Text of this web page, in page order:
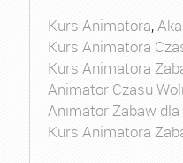
Kurs Animatora,
Kurs Animatora
Kurs Animatora
Animator Czasu
Animator Zabaw dla
Kurs Animatora